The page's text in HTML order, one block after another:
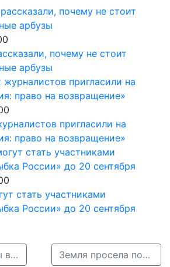
почему не стоит
арбузы
пригласили на
право на возвращение»
стать участниками
России» до 20 сентября
← Нижегородцы возмущены затянувшимся ремонтом дорог после раскопок Земля просела под трассой из-за протечки канализации в Павлове →